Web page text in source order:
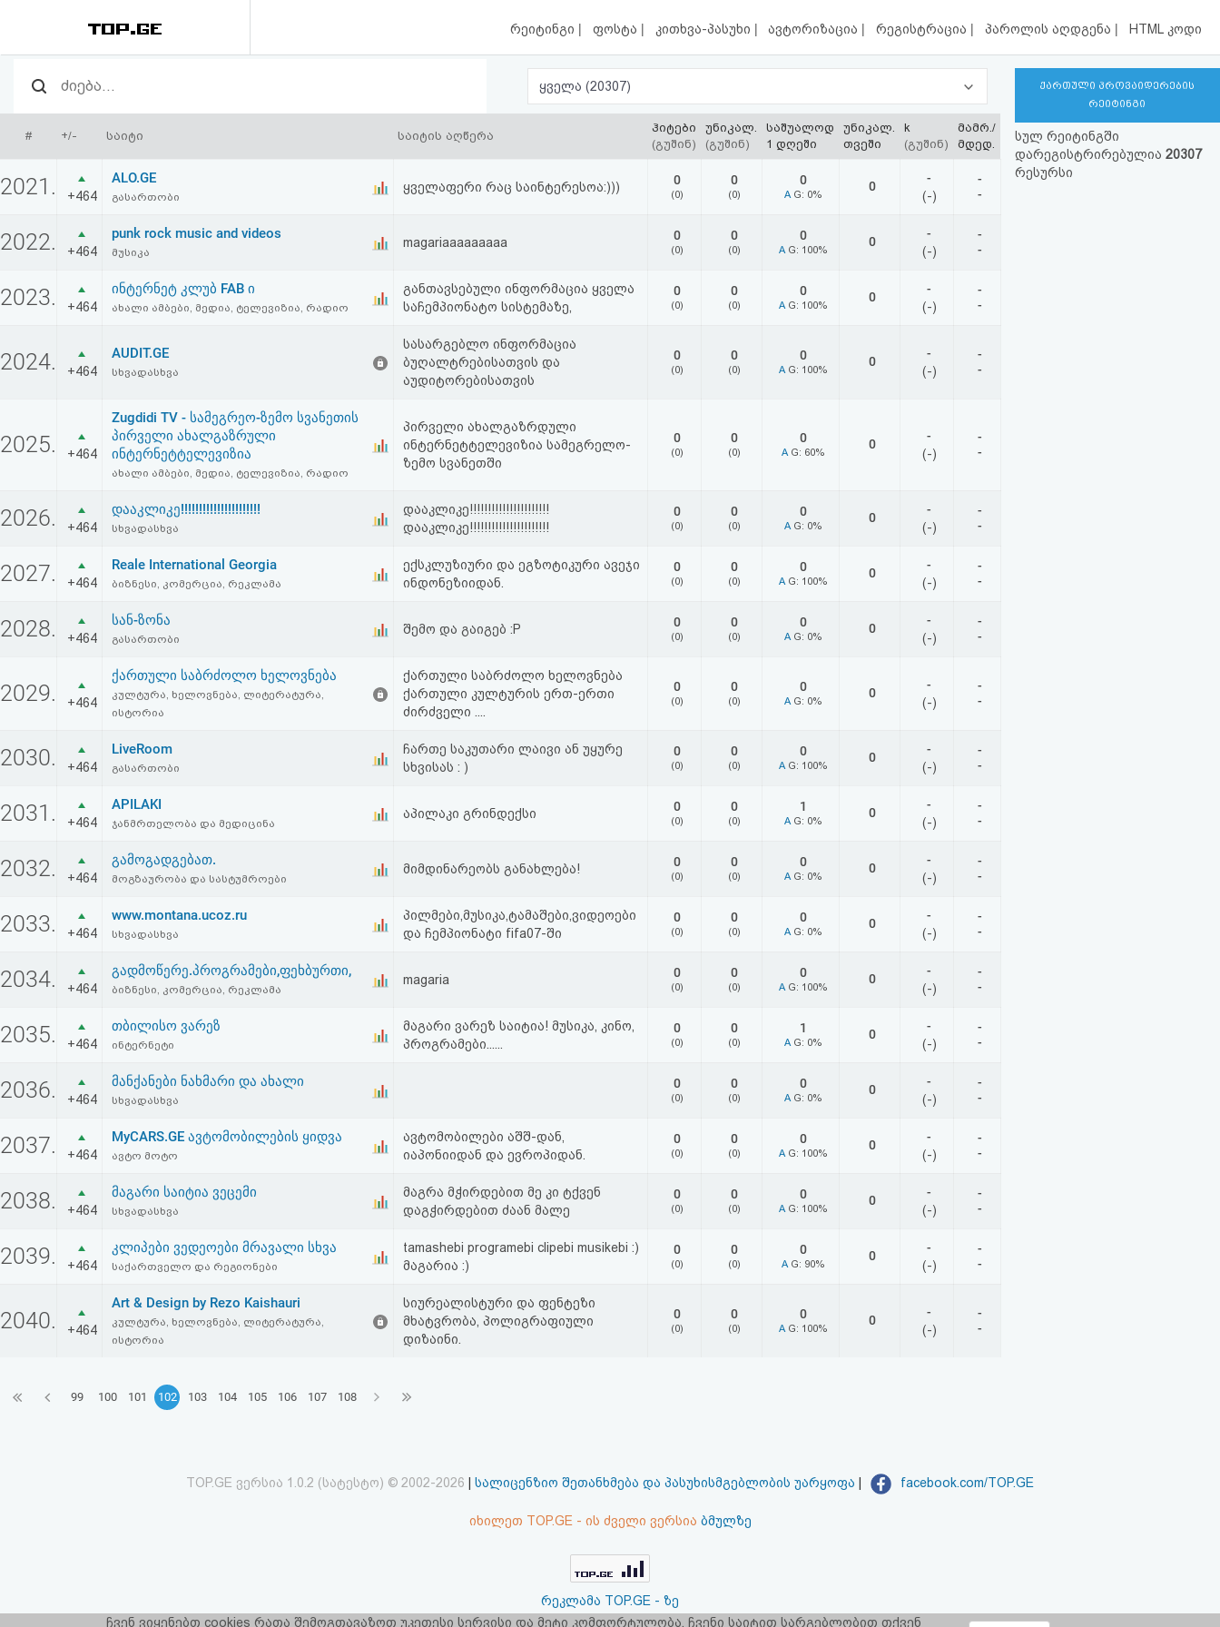
რეიტინგი | ფოსტა | კითხვა-პასუხი | ავტორიზაცია | რეგისტრაცია | პაროლის აღდგენა | HTML კოდი
რეიტინგი
(მთავარი)
ფოსტა
პასუხი
ავტორიზაცია
შეთანხმება
და
პასუხისმგებლობის
უარყოფა
ყველა (20307)
# +/- საიტი საიტის აღწერა
ჰიტები
(გუშინ)
უნიკალ.
(გუშინ)
საშუალოდ
1 დღეში
უნიკალ.
თვეში
k
(გუშინ)
მამრ./
მდედ.
2021. +464
ALO.GE
გასართობი
ყველაფერი რაც საინტერესოა:))) 0
(0)
0
(0)
0
A G: 0%
0
-
(-)
-
-
2022. +464
punk rock music and videos
მუსიკა
magariaaaaaaaaa 0
(0)
0
(0)
0
A G: 100%
0
-
(-)
-
-
2023. +464
ინტერნეტ კლუბ FAB ი
ახალი ამბები, მედია, ტელევიზია, რადიო
განთავსებული ინფორმაცია ყველა
საჩემპიონატო სისტემაზე,
0
(0)
0
(0)
0
A G: 100%
0
-
(-)
-
-
2024. +464
AUDIT.GE
სხვადასხვა
სასარგებლო ინფორმაცია
ბუღალტრებისათვის და
აუდიტორებისათვის
0
(0)
0
(0)
0
A G: 100%
0
-
(-)
-
-
2025. +464
Zugdidi TV - სამეგრეო-ზემო სვანეთის
პირველი ახალგაზრული
ინტერნეტტელევიზია
ახალი ამბები, მედია, ტელევიზია, რადიო
პირველი ახალგაზრდული
ინტერნეტტელევიზია სამეგრელო-
ზემო სვანეთში
0
(0)
0
(0)
0
A G: 60%
0
-
(-)
-
-
2026. +464
დააკლიკე!!!!!!!!!!!!!!!!!!!!!!
სხვადასხვა
დააკლიკე!!!!!!!!!!!!!!!!!!!!!!
დააკლიკე!!!!!!!!!!!!!!!!!!!!!!
0
(0)
0
(0)
0
A G: 0%
0
-
(-)
-
-
2027. +464
Reale International Georgia
ბიზნესი, კომერცია, რეკლამა
ექსკლუზიური და ეგზოტიკური ავეჯი
ინდონეზიიდან.
0
(0)
0
(0)
0
A G: 100%
0
-
(-)
-
-
2028. +464
სან-ზონა
გასართობი
შემო და გაიგებ :P 0
(0)
0
(0)
0
A G: 0%
0
-
(-)
-
-
2029. +464
ქართული საბრძოლო ხელოვნება
კულტურა, ხელოვნება, ლიტერატურა,
ისტორია
ქართული საბრძოლო ხელოვნება
ქართული კულტურის ერთ-ერთი
ძირძველი ....
0
(0)
0
(0)
0
A G: 0%
0
-
(-)
-
-
2030. +464
LiveRoom
გასართობი
ჩართე საკუთარი ლაივი ან უყურე
სხვისას : )
0
(0)
0
(0)
0
A G: 100%
0
-
(-)
-
-
2031. +464
APILAKI
ჯანმრთელობა და მედიცინა
აპილაკი გრინდექსი 0
(0)
0
(0)
1
A G: 0%
0
-
(-)
-
-
2032. +464
გამოგადგებათ.
მოგზაურობა და სასტუმროები
მიმდინარეობს განახლება! 0
(0)
0
(0)
0
A G: 0%
0
-
(-)
-
-
2033. +464
www.montana.ucoz.ru
სხვადასხვა
პილმები,მუსიკა,ტამაშები,ვიდეოები
და ჩემპიონატი fifa07-ში
0
(0)
0
(0)
0
A G: 0%
0
-
(-)
-
-
2034. +464
გადმოწერე.პროგრამები,ფეხბურთი,
ბიზნესი, კომერცია, რეკლამა
magaria 0
(0)
0
(0)
0
A G: 100%
0
-
(-)
-
-
2035. +464
თბილისო ვარეზ
ინტერნეტი
მაგარი ვარეზ საიტია! მუსიკა, კინო,
პროგრამები......
0
(0)
0
(0)
1
A G: 0%
0
-
(-)
-
-
2036. +464
მანქანები ნახმარი და ახალი
სხვადასხვა
0
(0)
0
(0)
0
A G: 0%
0
-
(-)
-
-
2037. +464
MyCARS.GE ავტომობილების ყიდვა
ავტო მოტო
ავტომობილები აშშ-დან,
იაპონიიდან და ევროპიდან.
0
(0)
0
(0)
0
A G: 100%
0
-
(-)
-
-
2038. +464
მაგარი საიტია ვეცემი
სხვადასხვა
მაგრა მჭირდებით მე კი ტქვენ
დაგჭირდებით ძაან მალე
0
(0)
0
(0)
0
A G: 100%
0
-
(-)
-
-
2039. +464
კლიპები ვედეოები მრავალი სხვა
საქართველო და რეგიონები
tamashebi programebi clipebi musikebi :)
მაგარია :)
0
(0)
0
(0)
0
A G: 90%
0
-
(-)
-
-
2040. +464
Art & Design by Rezo Kaishauri
კულტურა, ხელოვნება, ლიტერატურა,
ისტორია
სიურეალისტური და ფენტეზი
მხატვრობა, პოლიგრაფიული
დიზაინი.
0
(0)
0
(0)
0
A G: 100%
0
-
(-)
-
-
99 100 101 102 103 104 105 106 107 108
ქართული პროვაიდერების
რეიტინგი
სულ რეიტინგში
დარეგისტრირებულია 20307
რესურსი
TOP.GE ვერსია 1.0.2 (სატესტო) © 2002-2026 სალიცენზიო შეთანხმება და პასუხისმგებლობის უარყოფა facebook.com/TOP.GE
იხილეთ TOP.GE - ის ძველი ვერსია ბმულზე
რეკლამა TOP.GE - ზე
ჩვენ ვიყენებთ cookies რათა შემოგთავაზოთ უკეთესი სერვისი და მეტი კომფორტულობა. ჩვენი საიტით სარგებლობით თქვენ